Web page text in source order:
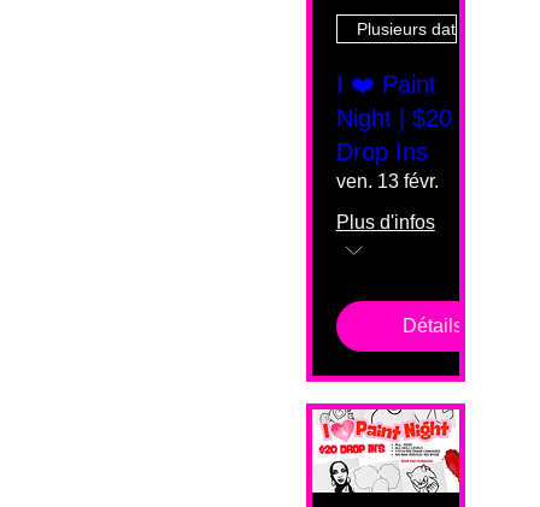
Plusieurs dates
I ❤️ Paint
Night | $20
Drop Ins
ven. 13 févr.
Plus d'infos
Détails